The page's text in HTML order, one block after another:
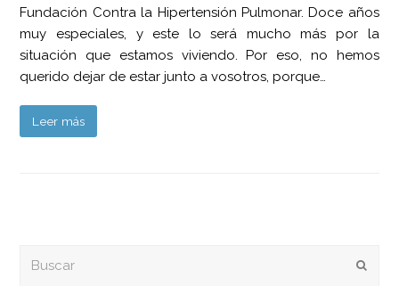
Fundación Contra la Hipertensión Pulmonar. Doce años
muy especiales, y este lo será mucho más por la
situación que estamos viviendo. Por eso, no hemos
querido dejar de estar junto a vosotros, porque…
Leer más